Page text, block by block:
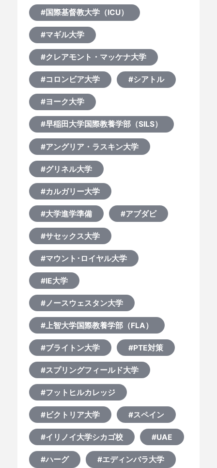
#国際基督教大学（ICU）
#マギル大学
#クレアモント・マッケナ大学
#コロンビア大学 #シアトル
#ヨーク大学
#早稲田大学国際教養学部（SILS）
#アングリア・ラスキン大学
#グリネル大学
#カルガリー大学
#大学進学準備 #アブダビ
#サセックス大学
#マウント･ロイヤル大学
#IE大学
#ノースウェスタン大学
#上智大学国際教養学部（FLA）
#ブライトン大学 #PTE対策
#スプリングフィールド大学
#フットヒルカレッジ
#ビクトリア大学 #スペイン
#イリノイ大学シカゴ校 #UAE
#ハーグ #エディンバラ大学